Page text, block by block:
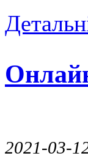
2021-03-